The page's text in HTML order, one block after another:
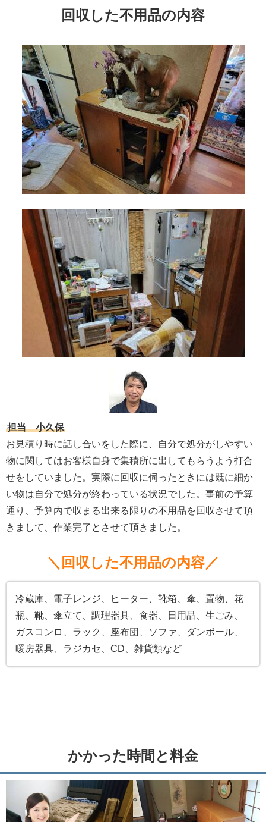
回収した不用品の内容
担当 小久保
お見積り時に話し合いをした際に、自分で処分がしやすい
物に関してはお客様自身で集積所に出してもらうよう打合
せをしていました。実際に回収に伺ったときには既に細か
い物は自分で処分が終わっている状況でした。事前の予算
通り、予算内で収まる出来る限りの不用品を回収させて頂
きまして、作業完了とさせて頂きました。
＼回収した不用品の内容／
冷蔵庫、電子レンジ、ヒーター、靴箱、傘、置物、花
瓶、靴、傘立て、調理器具、食器、日用品、生ごみ、
ガスコンロ、ラック、座布団、ソファ、ダンボール、
暖房器具、ラジカセ、CD、雑貨類など
かかった時間と料金